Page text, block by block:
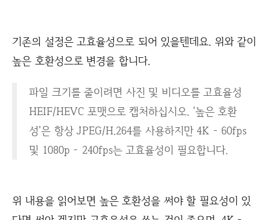
기존의 설정은 고효율성으로 되어 있을텐데요. 위와 같이
높은 호환성으로 변경을 합니다.
파일 크기를 줄이려면 사진 및 비디오를 고효율성
HEIF/HEVC 포맷으로 캡처하십시오. '높은 호환
성'은 항상 JPEG/H.264를 사용하지만 4K - 60fps
및 1080p - 240fps는 고효율성이 필요합니다.
위 내용을 읽어보면 높은 호환성을 써야 할 필요성이 있